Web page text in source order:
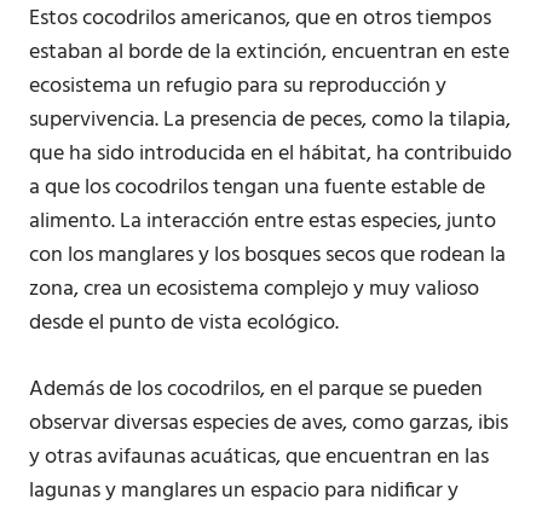
Estos cocodrilos americanos, que en otros tiempos
estaban al borde de la extinción, encuentran en este
ecosistema un refugio para su reproducción y
supervivencia. La presencia de peces, como la tilapia,
que ha sido introducida en el hábitat, ha contribuido
a que los cocodrilos tengan una fuente estable de
alimento. La interacción entre estas especies, junto
con los manglares y los bosques secos que rodean la
zona, crea un ecosistema complejo y muy valioso
desde el punto de vista ecológico.
Además de los cocodrilos, en el parque se pueden
observar diversas especies de aves, como garzas, ibis
y otras avifaunas acuáticas, que encuentran en las
lagunas y manglares un espacio para nidificar y